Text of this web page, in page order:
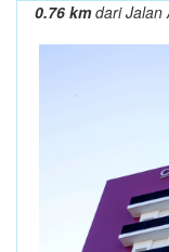
0.76 kmdari Jalan